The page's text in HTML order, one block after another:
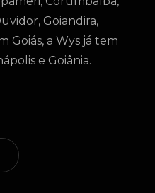
Goiandira,
Goiás, a Wys já tem
e Goiânia.